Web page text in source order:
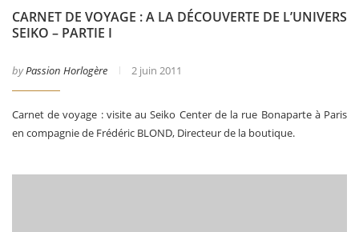
CARNET DE VOYAGE : A LA DÉCOUVERTE DE L’UNIVERS
SEIKO – PARTIE I
byPassion Horlogère 2 juin 2011
Carnet de voyage : visite au Seiko Center de la rue Bonaparte à Paris
en compagnie de Frédéric BLOND, Directeur de la boutique.